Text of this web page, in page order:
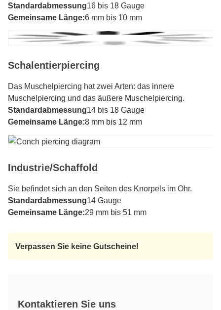
Standardabmessung16 bis 18 Gauge
Gemeinsame Länge:6 mm bis 10 mm
Schalentierpiercing
Das Muschelpiercing hat zwei Arten: das innere
Muschelpiercing und das äußere Muschelpiercing.
Standardabmessung14 bis 18 Gauge
Gemeinsame Länge:8 mm bis 12 mm
Industrie/Schaffold
Sie befindet sich an den Seiten des Knorpels im Ohr.
Standardabmessung14 Gauge
Gemeinsame Länge:29 mm bis 51 mm
Verpassen Sie keine Gutscheine!
Kontaktieren Sie uns